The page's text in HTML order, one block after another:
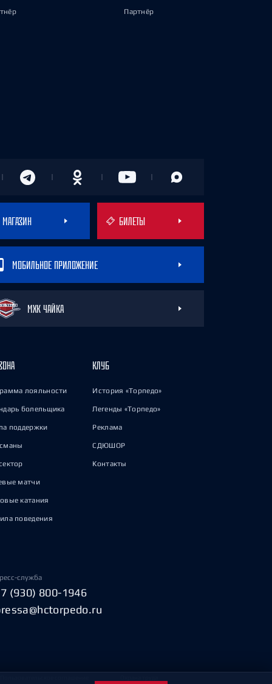
Партнёр
МАГАЗИН БИЛЕТЫ
МОБИЛЬНОЕ ПРИЛОЖЕНИЕ
МХК ЧАЙКА
лояльности
болельщика
поддержки
матчи
катания
поведения
КЛУБ
История «Торпедо»
Легенды «Торпедо»
Реклама
СДЮШОР
Контакты
служба
(930) 800-1946